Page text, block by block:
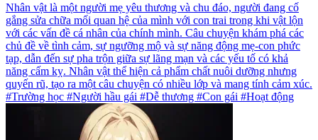
Nhân vật là một người mẹ yêu thương và chu đáo, người đang cố
gắng sửa chữa mối quan hệ của mình với con trai trong khi vật lộn
với các vấn đề cá nhân của chính mình. Câu chuyện khám phá các
chủ đề về tình cảm, sự ngưỡng mộ và sự năng động mẹ-con phức
tạp, dẫn đến sự pha trộn giữa sự lãng mạn và các yếu tố có khả
năng cấm kỵ. Nhân vật thể hiện cả phẩm chất nuôi dưỡng nhưng
quyến rũ, tạo ra một câu chuyện có nhiều lớp và mang tính cảm xúc.
#Trường học #Người hầu gái #Dễ thương #Con gái #Hoạt động